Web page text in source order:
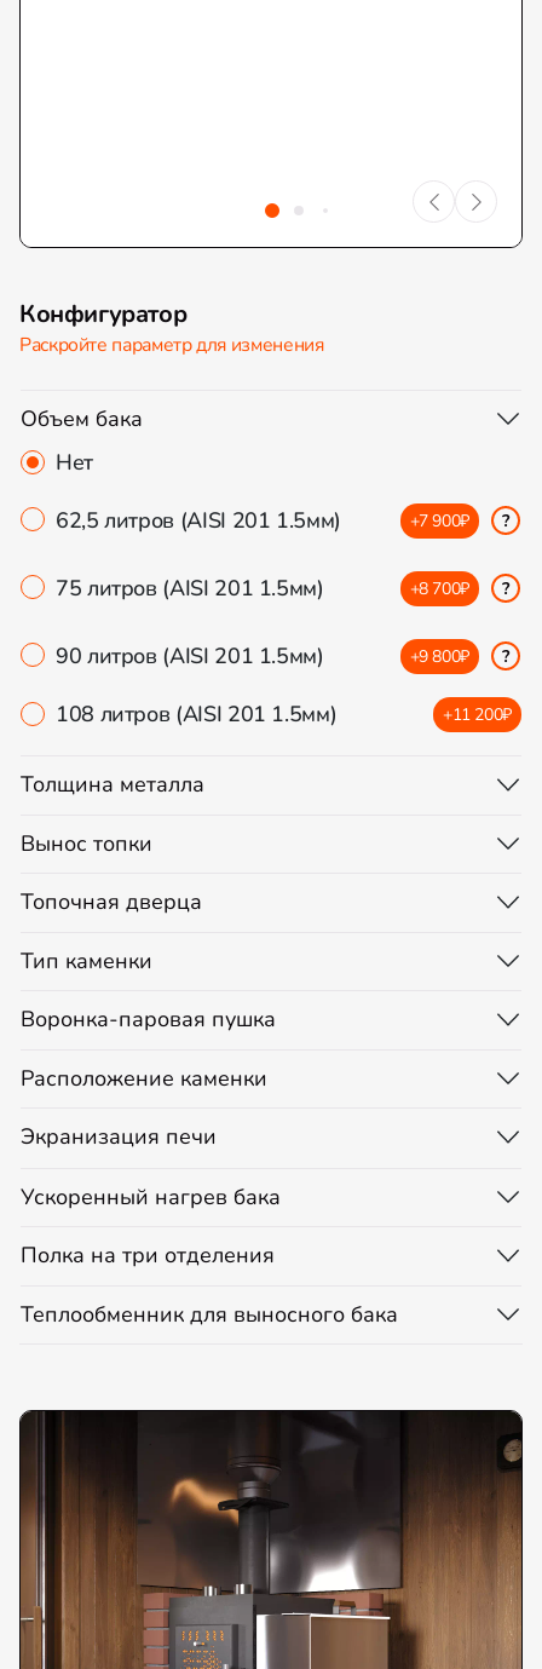
Конфигуратор
Раскройте параметр для изменения
Ускоренный нагрев бака
Расположение каменки
Тип каменки
Вынос топки
Полка на три отделения
Экранизация печи
Объем бака
Нет
62,5 литров (AISI 201 1.5мм)
+7 900₽ ?
75 литров (AISI 201 1.5мм) +8 700₽ ?
90 литров (AISI 201 1.5мм) +9 800₽ ?
108 литров (AISI 201 1.5мм) +11 200₽
Теплообменник для выносного бака
Толщина металла
Воронка-паровая пушка
Топочная дверца